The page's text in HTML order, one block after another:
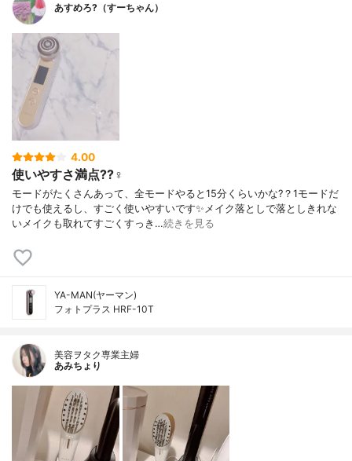
あすめろ?（すーちゃん）
4.00
使いやすさ満点??‍♀️
モードがたくさんあって、全モードやると15分くらいかな?？1モードだ
けでも使えるし、すごく使いやすいです✨メイク落としで落としきれな
いメイクも取れてすごくすっき…続きを見る
YA-MAN(ヤーマン)
フォトプラス HRF-10T
美容ヲタク専業主婦
あみちょり